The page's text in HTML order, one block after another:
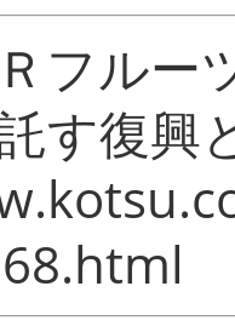
フルー
す復興